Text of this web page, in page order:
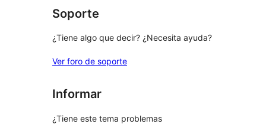
Soporte
¿Tiene algo que decir? ¿Necesita ayuda?
Ver foro de soporte
Informar
¿Tiene este tema problemas